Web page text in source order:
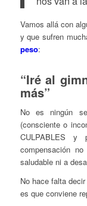
Vamos allá con
y que sufren
peso:
“Iré al
más”
No es ningún
(consciente o
CULPABLES y
compensación
saludable ni a
No hace falta
es que conviene